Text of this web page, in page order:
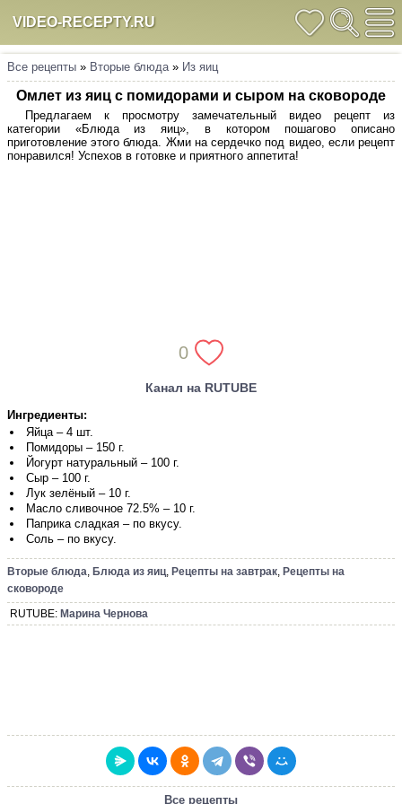
VIDEO-RECEPTY.RU
Все рецепты » Вторые блюда» Из яиц
Омлет из яиц с помидорами и сыром на сковороде
Предлагаем к просмотру замечательный видео рецепт из
категории «Блюда из яиц», в котором пошагово описано
приготовление этого блюда. Жми на сердечко под видео, если рецепт
понравился! Успехов в готовке и приятного аппетита!
0
Канал на RUTUBE
Ингредиенты:
Яйца – 4 шт.
Помидоры – 150 г.
Йогурт натуральный – 100 г.
Сыр – 100 г.
Лук зелёный – 10 г.
Масло сливочное 72.5% – 10 г.
Паприка сладкая – по вкусу.
Соль – по вкусу.
Вторые блюда, Блюда из яиц, Рецепты на завтрак, Рецепты на
сковороде
RUTUBE: Марина Чернова
Все рецепты